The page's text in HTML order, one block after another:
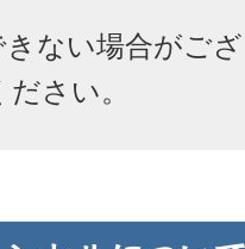
ない場合がご
さい。